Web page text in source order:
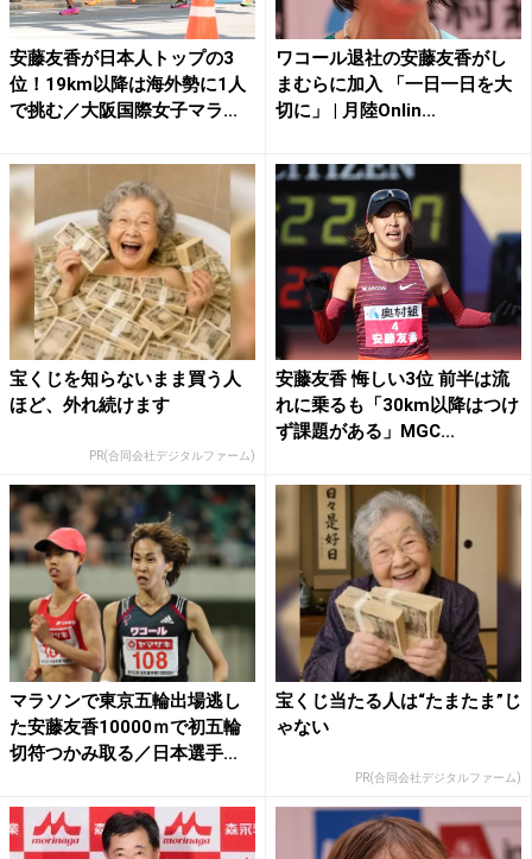
安藤友香が日本人トップの3
位！19km以降は海外勢に1人
で挑む／大阪国際女子マラ...
ワコール退社の安藤友香がし
まむらに加入 「一日一日を大
切に」 | 月陸Onlin...
宝くじを知らないまま買う人
ほど、外れ続けます
PR(合同会社デジタルファーム)
安藤友香 悔しい3位 前半は流
れに乗るも「30km以降はつけ
ず課題がある」MGC...
マラソンで東京五輪出場逃し
た安藤友香10000ｍで初五輪
切符つかみ取る／日本選手...
宝くじ当たる人は“たまたま”じ
ゃない
PR(合同会社デジタルファーム)